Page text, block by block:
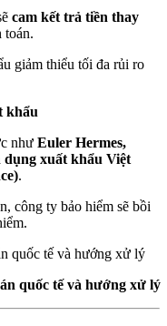
cam kết trả tiền thay
toán.
giảm thiểu tối đa rủi ro
khẩu
như Euler Hermes,
dụng xuất khẩu Việt
.
công ty bảo hiểm sẽ bồi
quốc tế và hướng xử lý